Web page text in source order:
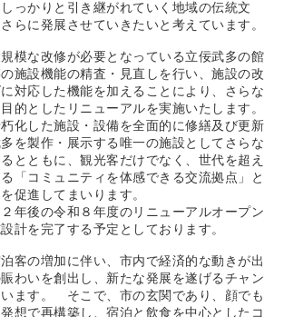
っかりと引き継がれていく地域の伝統文
らに発展させていきたいと考えています。
模な改修が必要となっている立佞武多の館
施設機能の精査・見直しを行い、施設の改
対応した機能を加えることにより、さらな
的としたリニューアルを実施いたします。
化した施設・設備を全面的に修繕及び更新
を製作・展示する唯一の施設としてさらな
とともに、観光客だけでなく、世代を超え
「コミュニティを体感できる交流拠点」と
促進してまいります。
年後の令和８年度のリニューアルオープン
計を完了する予定としております。
客の増加に伴い、市内で経済的な動きが出
わいを創出し、新たな発展を遂げるチャン
ます。 そこで、市の玄関であり、顔でも
想で再構築し、宿泊と飲食を中心としたコ